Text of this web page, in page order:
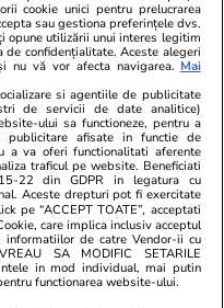
Locuri de muncă
Imobiliare.ro
Jobradar24
Imoradar24
Colecții Libertatea
nr. 821/25.09.2025.
minorilor.
cookie unici pentru prelucrarea
sau gestiona preferințele dvs.
opune utilizării unui interes legitim
confidențialitate. Aceste alegeri
nu vă vor afecta navigarea. Mai
si agentiile de publicitate
de servicii de date analitice)
ului sa functioneze, pentru a
publicitare afisate in functie de
a va oferi functionalitati aferente
traficul pe website. Beneficiati
22 din GDPR in legatura cu
Aceste drepturi pot fi exercitate
pe “ACCEPT TOATE”, acceptati
care implica inclusiv acceptul
informatiilor de catre Vendor-ii cu
SA MODIFIC SETARILE
in mod individual, mai putin
functionarea website-ului.